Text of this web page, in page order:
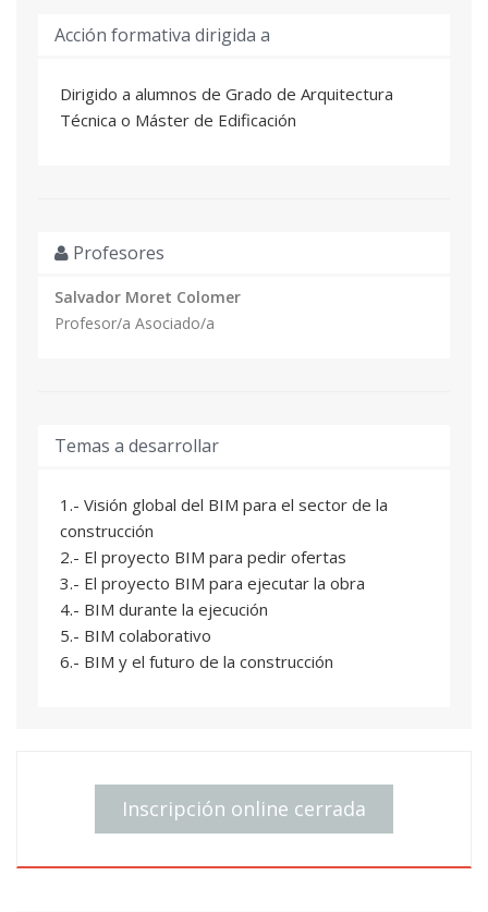
Acción formativa dirigida a
Dirigido a alumnos de Grado de Arquitectura
Técnica o Máster de Edificación
Profesores
Salvador Moret Colomer
Profesor/a Asociado/a
Temas a desarrollar
1.- Visión global del BIM para el sector de la
construcción
2.- El proyecto BIM para pedir ofertas
3.- El proyecto BIM para ejecutar la obra
4.- BIM durante la ejecución
5.- BIM colaborativo
6.- BIM y el futuro de la construcción
Inscripción online cerrada